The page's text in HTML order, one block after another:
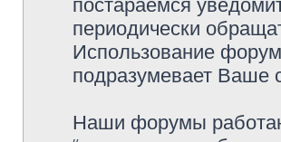
постараемся
периодически
Использование
подразумевает Ваше
Наши форумы